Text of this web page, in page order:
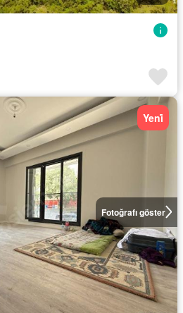
Fotoğrafı göster
Yeni̇